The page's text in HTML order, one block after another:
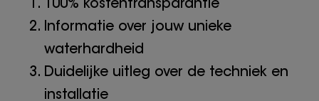
Informatie over jouw unieke
waterhardheid
Duidelijke uitleg over de techniek en
installatie